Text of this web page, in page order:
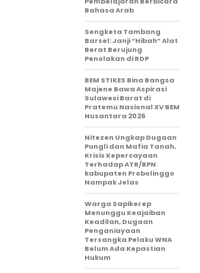
Bahasa Arab
Sengketa Tambang
Barsel: Janji “Hibah” Alat
Berat Berujung
Penolakan di RDP
BEM STIKES Bina Bangsa
Majene Bawa Aspirasi
Sulawesi Barat di
Pratemu Nasional XV BEM
Nusantara 2026
Nitezen Ungkap Dugaan
Pungli dan Mafia Tanah,
Krisis Kepercayaan
Terhadap ATR/BPN
kabupaten Probolinggo
Nampak Jelas
Warga Sapikerep
Menunggu Keajaiban
Keadilan, Dugaan
Penganiayaan
Tersangka Pelaku WNA
Belum Ada Kepastian
Hukum